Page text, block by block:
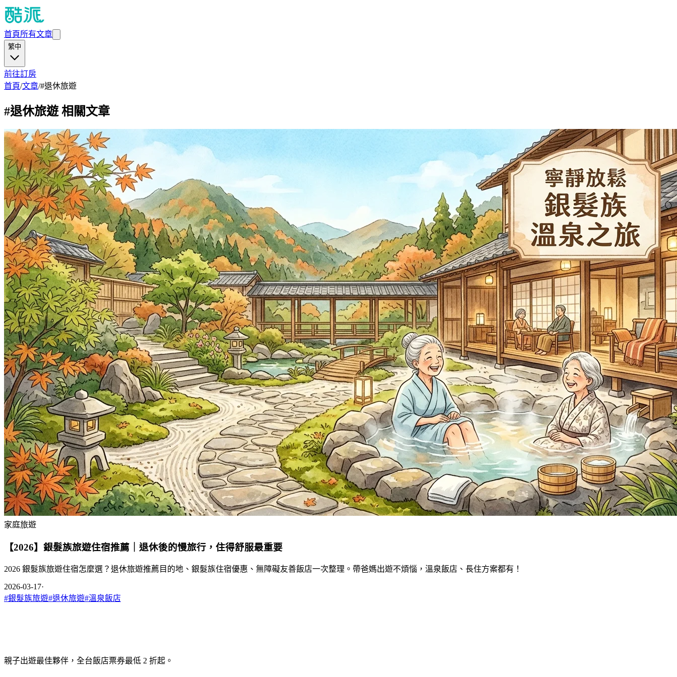
首頁所有文章
繁中
前往訂房
首頁/文章/#退休旅遊
#退休旅遊 相關文章
家庭旅遊
【2026】銀髮族旅遊住宿推薦｜退休後的慢旅行，住得舒服最重要
2026 銀髮族旅遊住宿怎麼選？退休旅遊推薦目的地、銀髮族住宿優惠、無障礙友善飯店一次整理。帶爸媽出遊不煩惱，溫泉飯店、長住方案都有！
2026-03-17·
#銀髮族旅遊#退休旅遊#溫泉飯店
親子出遊最佳夥伴，全台飯店票券最低 2 折起。